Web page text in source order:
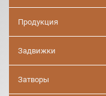
Продукция
Задвижки
Затворы